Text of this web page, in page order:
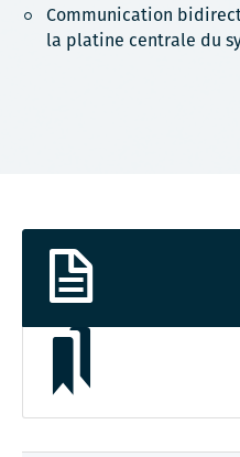
Communication
la platine centrale du